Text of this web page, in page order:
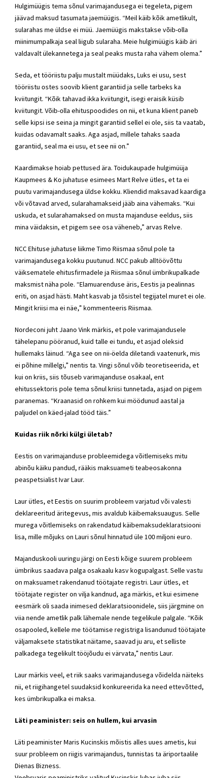
Hulgimüügis tema sõnul varimajandusega ei tegeleta, pigem
jäävad maksud tasumata jaemüügis. “Meil käib kõik ametlikult,
sularahas me üldse ei müü. Jaemüügis makstakse võib-olla
miinimumpalkaja seal liigub sularaha. Meie hulgimüügis käib äri
valdavalt ülekannetega ja seal peaks musta raha vähem olema.”
Seda, et tööriistu palju mustalt müüdaks, Luks ei usu, sest
tööriistu ostes soovib klient garantiid ja selle tarbeks ka
kviitungit. “Kõik tahavad ikka kviitungit, isegi eraisik küsib
kviitungit. Võib-olla ehituspoodides on nii, et kuna klient paneb
selle kipsi ise seina ja mingit garantiid sellel ei ole, siis ta vaatab,
kuidas odavamalt saaks. Aga asjad, millele tahaks saada
garantiid, seal ma ei usu, et see nii on.”
Kaardimakse hoiab pettused ära. Toidukaupade hulgimüüja
Kaupmees & Ko juhatuse esimees Mart Relve ütles, et ta ei
puutu varimajandusega üldse kokku. Kliendid maksavad kaardiga
või võtavad arved, sularahamakseid jääb aina vähemaks. “Kui
uskuda, et sularahamaksed on musta majanduse eeldus, siis
mina väidaksin, et pigem see osa väheneb,” arvas Relve.
NCC Ehituse juhatuse liikme Timo Riismaa sõnul pole ta
varimajandusega kokku puutunud. NCC pakub alltöövõttu
väiksematele ehitusfirmadele ja Riismaa sõnul ümbrikupalkade
maksmist näha pole. “Elamuarenduse äris, Eestis ja pealinnas
eriti, on asjad hästi. Maht kasvab ja tõsistel tegijatel muret ei ole.
Mingit kriisi ma ei näe,” kommenteeris Riismaa.
Nordeconi juht Jaano Vink märkis, et pole varimajandusele
tähelepanu pööranud, kuid talle ei tundu, et asjad oleksid
hullemaks läinud. “Aga see on nii-öelda diletandi vaatenurk, mis
ei põhine millelgi,” nentis ta. Vingi sõnul võib teoretiseerida, et
kui on kriis, siis tõuseb varimajanduse osakaal, ent
ehitussektoris pole tema sõnul kriisi tunnetada, asjad on pigem
paranemas. “Kraanasid on rohkem kui möödunud aastal ja
paljudel on käed-jalad tööd täis.”
Kuidas riik nõrki külgi ületab?
Eestis on varimajanduse probleemidega võitlemiseks mitu
abinõu käiku pandud, rääkis maksuameti teabeosakonna
peaspetsialist Ivar Laur.
Laur ütles, et Eestis on suurim probleem varjatud või valesti
deklareeritud äritegevus, mis avaldub käibemaksuaugus. Selle
murega võitlemiseks on rakendatud käibemaksudeklaratsiooni
lisa, mille mõjuks on Lauri sõnul hinnatud üle 100 miljoni euro.
Majanduskooli uuringu järgi on Eesti kõige suurem probleem
ümbrikus saadava palga osakaalu kasv kogupalgast. Selle vastu
on maksuamet rakendanud töötajate registri. Laur ütles, et
töötajate register on vilja kandnud, aga märkis, et kui esimene
eesmärk oli saada inimesed deklaratsioonidele, siis järgmine on
viia nende ametlik palk lähemale nende tegelikule palgale. “Kõik
osapooled, kellele me töötamise registriga lisandunud töötajate
väljamaksete statistikat näitame, saavad ju aru, et selliste
palkadega tegelikult tööjõudu ei värvata,” nentis Laur.
Laur märkis veel, et riik saaks varimajandusega võidelda näiteks
nii, et riigihangetel suudaksid konkureerida ka need ettevõtted,
kes ümbrikupalka ei maksa.
Läti peaminister: seis on hullem, kui arvasin
Läti peaminister Maris Kucinskis mõistis alles uues ametis, kui
suur probleem on riigis varimajandus, tunnistas ta äriportaalile
Dienas Bizness.